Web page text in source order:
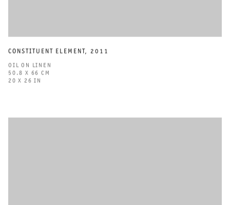
CONSTITUENT ELEMENT, 2011
OIL ON LINEN
50.8 X 66 CM
20 X 26 IN